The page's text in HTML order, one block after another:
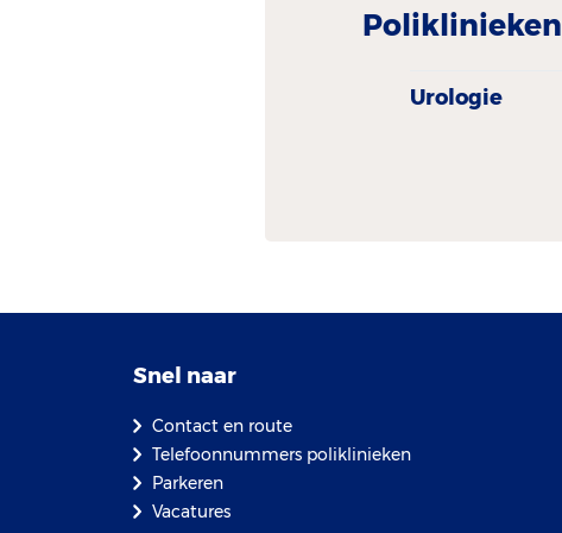
Poliklinieken
Urologie
Snel naar
Contact en route
Telefoonnummers poliklinieken
Parkeren
Vacatures